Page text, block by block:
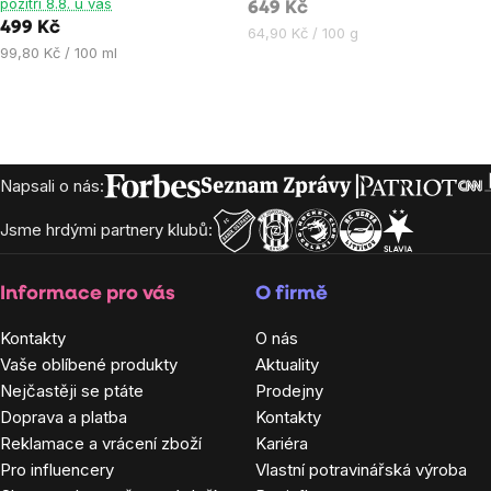
z
499 Kč
Měrná
99,80 Kč / 100 ml
z
5
649 Kč
Měrná
64,90 Kč / 100 g
Zápatí
Napsali o nás:
Jsme hrdými partnery klubů:
Informace pro vás
Kontakty
Vaše oblíbené produkty
Nejčastěji se ptáte
Doprava a platba
Reklamace a vrácení zboží
Pro influencery
O firmě
O nás
Aktuality
Prodejny
Kontakty
Kariéra
Vlastní potravinářská výroba